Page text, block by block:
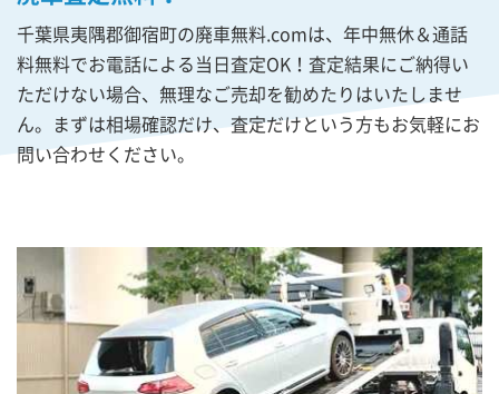
千葉県夷隅郡御宿町の廃車無料.comは、年中無休＆通話
料無料でお電話による当日査定OK！査定結果にご納得い
ただけない場合、無理なご売却を勧めたりはいたしませ
ん。まずは相場確認だけ、査定だけという方もお気軽にお
問い合わせください。